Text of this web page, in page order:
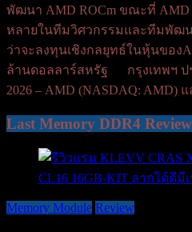
พัฒนา AMD ROCm ขณะที่ AMD
หลายในทีมวิศวกรรมและทีมพั
ว่าจะลงทุนเชิงกลยุทธ์ในหุ้นของ
ล้านดอลลาร์สหรัฐ กรุงเทพฯ ปร
2026 – AMD (NASDAQ: AMD) แ
Last Memory DDR4 Review
Memory Module Review